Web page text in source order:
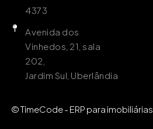
4373
Avenida dos
Vinhedos, 21, sala
202,
Jardim Sul, Uberlândia
© TimeCode - ERP para imobiliárias.